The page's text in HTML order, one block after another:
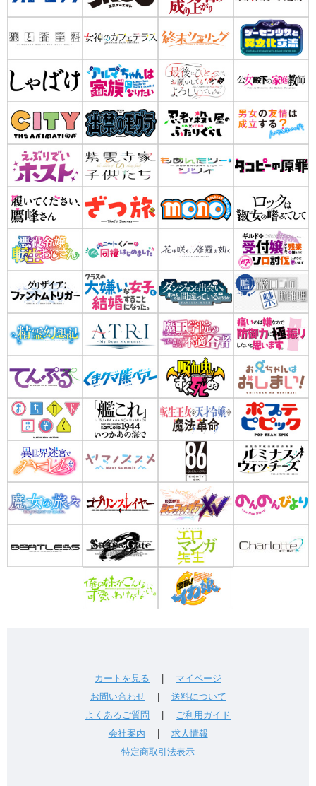
カートを見る
マイページ
お問い合わせ| 送料について
よくあるご質問
ご利用ガイド
会社案内
求人情報
特定商取引法表示